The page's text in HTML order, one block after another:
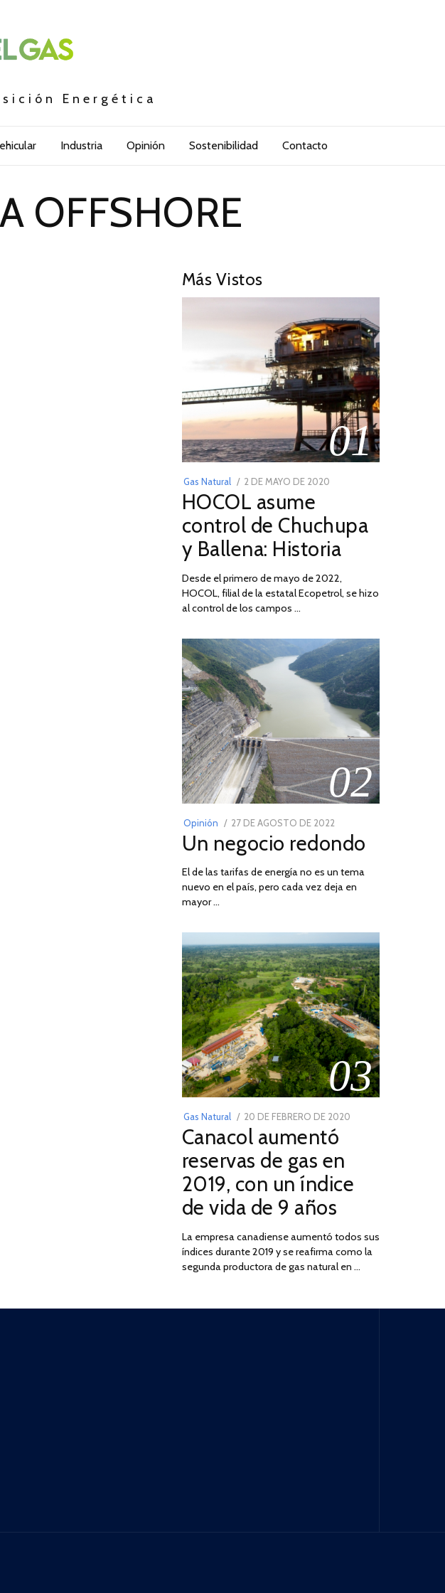
Energética
Industria Opinión Sostenibilidad Contacto
OFFSHORE
Más Vistos
01
Gas Natural
POSTED
ON
2 DE MAYO DE 2020
DE
2026
HOCOL asume
control de Chuchupa
y Ballena: Historia
Desde el primero de mayo de 2022,
HOCOL, filial de la estatal Ecopetrol, se hizo
al control de los campos …
02
Opinión
POSTED
ON
27 DE AGOSTO DE 2022
DE
DE
2022
Un negocio redondo
El de las tarifas de energía no es un tema
nuevo en el país, pero cada vez deja en
mayor …
03
Gas Natural
POSTED
ON
20 DE FEBRERO DE 2020
2025
Canacol aumentó
reservas de gas en
2019, con un índice
de vida de 9 años
La empresa canadiense aumentó todos sus
índices durante 2019 y se reafirma como la
segunda productora de gas natural en …